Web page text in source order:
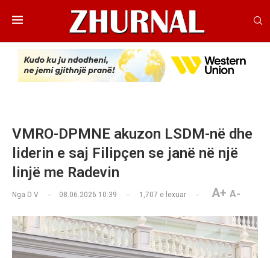
VMRO-DPMNE akuzon LSDM-në dhe
liderin e saj Filipçen se janë në një
linjë me Radevin
Nga D V 08.06.2026 10:39 1,707 e lexuar A+ A-